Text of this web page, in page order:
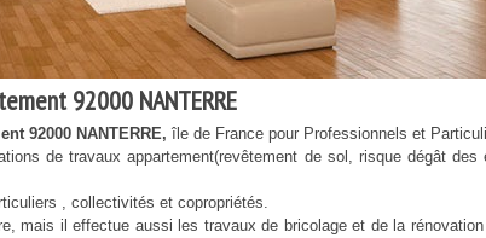
92000 NANTERRE
92000 NANTERRE, île de France pour Professionnels et
de travaux appartement(revêtement de sol, risque dégât des
, collectivités et copropriétés.
mais il effectue aussi les travaux de bricolage et de la rénovation